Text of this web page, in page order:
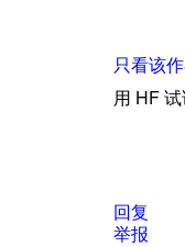
只看该
用 HF
回复
举报